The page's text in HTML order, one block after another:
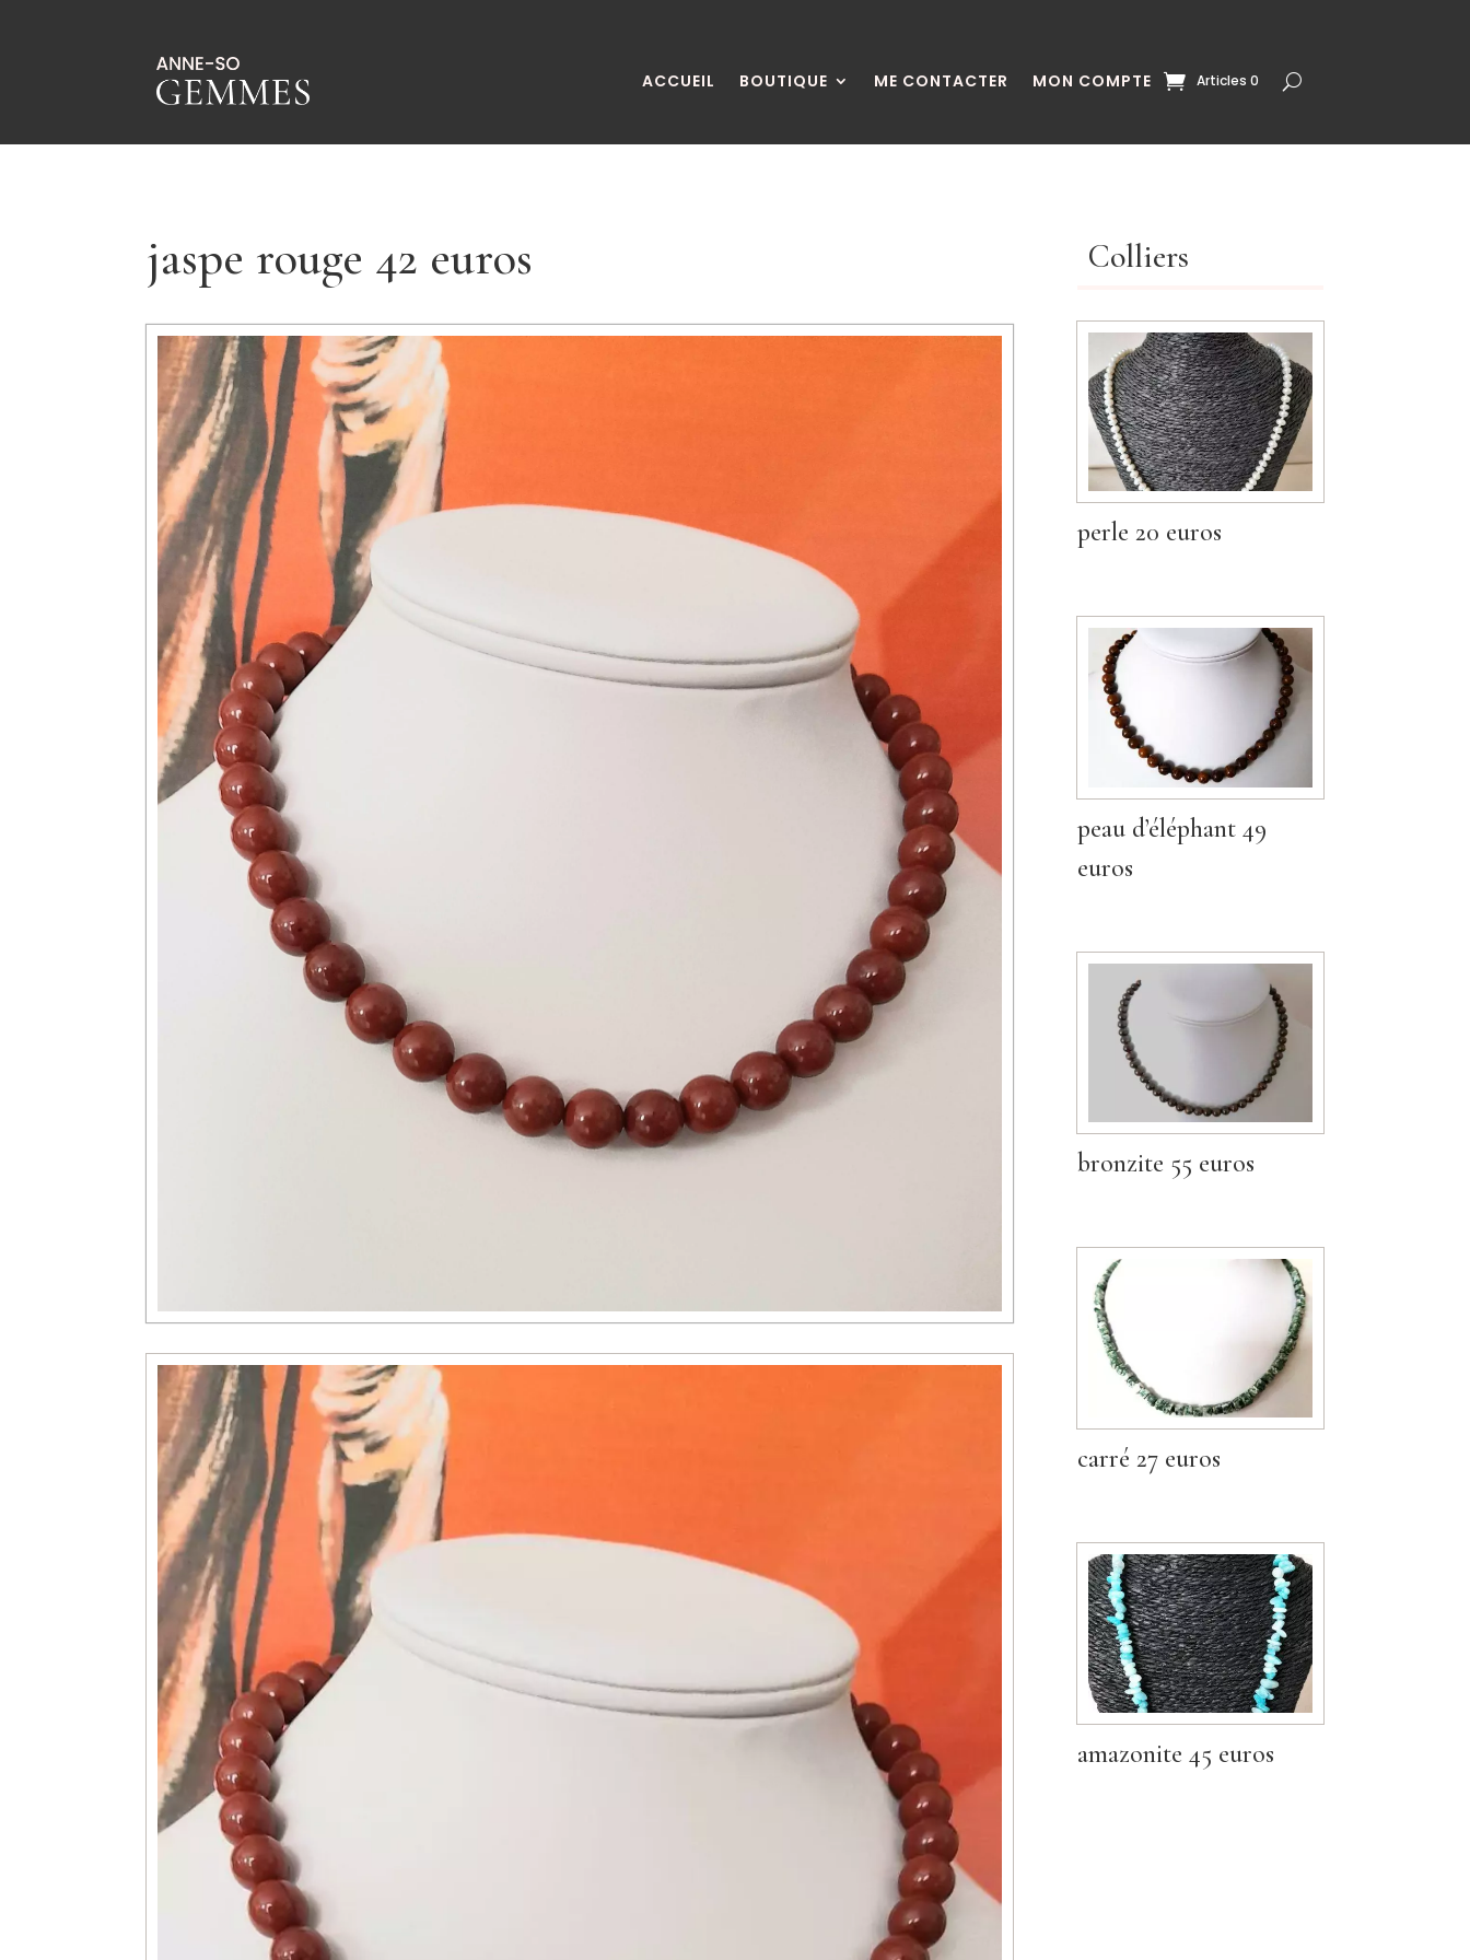
ACCUEIL BOUTIQUE ME CONTACTER MON COMPTE Articles 0
jaspe rouge 42 euros Colliers
perle 20 euros
peau d’éléphant 49
euros
bronzite 55 euros
carré 27 euros
amazonite 45 euros